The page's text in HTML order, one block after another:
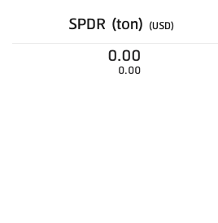
SPDR (ton) (USD)
0.00
0.00